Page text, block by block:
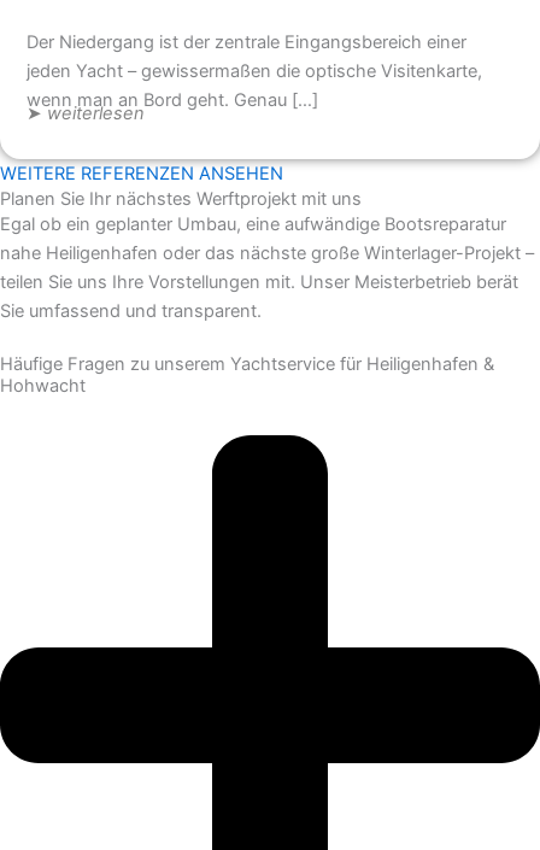
Der Niedergang ist der zentrale Eingangsbereich einer
jeden Yacht – gewissermaßen die optische Visitenkarte,
wenn man an Bord geht. Genau […]
➤ weiterlesen
WEITERE REFERENZEN ANSEHEN
Planen Sie Ihr nächstes Werftprojekt mit uns
Egal ob ein geplanter Umbau, eine aufwändige Bootsreparatur
nahe Heiligenhafen oder das nächste große Winterlager-Projekt –
teilen Sie uns Ihre Vorstellungen mit. Unser Meisterbetrieb berät
Sie umfassend und transparent.
Häufige Fragen zu unserem Yachtservice für Heiligenhafen &
Hohwacht